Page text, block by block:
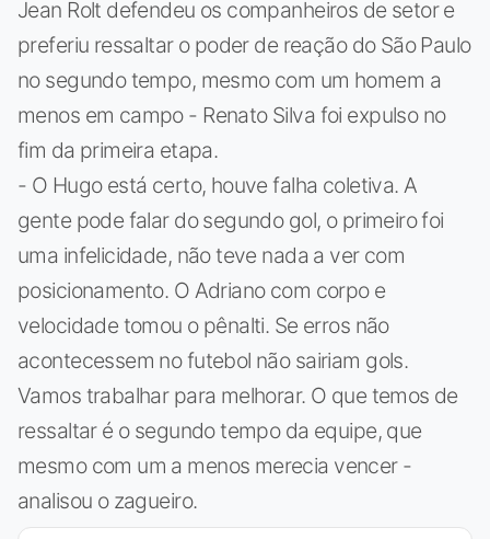
Jean Rolt defendeu os companheiros de setor e
preferiu ressaltar o poder de reação do São Paulo
no segundo tempo, mesmo com um homem a
menos em campo - Renato Silva foi expulso no
fim da primeira etapa.
- O Hugo está certo, houve falha coletiva. A
gente pode falar do segundo gol, o primeiro foi
uma infelicidade, não teve nada a ver com
posicionamento. O Adriano com corpo e
velocidade tomou o pênalti. Se erros não
acontecessem no futebol não sairiam gols.
Vamos trabalhar para melhorar. O que temos de
ressaltar é o segundo tempo da equipe, que
mesmo com um a menos merecia vencer -
analisou o zagueiro.